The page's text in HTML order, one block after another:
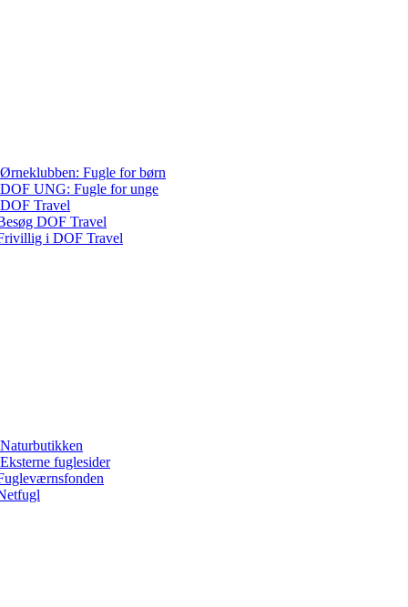
Ørneklubben: Fugle for børn
DOF UNG: Fugle for unge
DOF Travel
DOF Travel
i DOF Travel
Naturbutikken
Eksterne fuglesider